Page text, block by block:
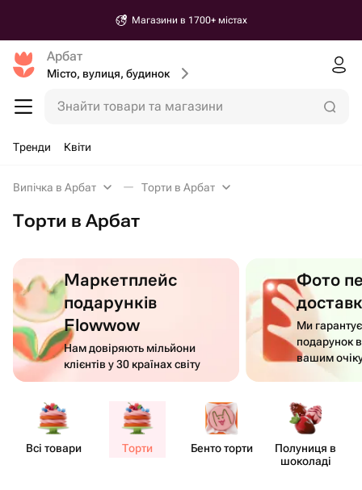
Магазини в 1700+ містах
Арбат
Місто, вулиця, будинок
Знайти товари та магазини
Тренди Квіти
Випічка в Арбат Торти в Арбат
Торти в Арбат
Маркетплейс
подарунків
Flowwow
Нам довіряють мільйони
клієнтів у 30 країнах світу
Фото
Ми
подарунок
вашим
Всі товари Торти Бенто торти
Полуниця в
шоколаді